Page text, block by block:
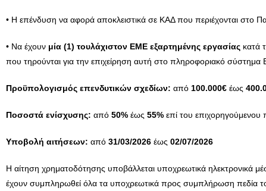
• Η επένδυση να αφορά αποκλειστικά σε ΚΑΔ που περιέχονται
• Να έχουν μία (1) τουλάχιστον ΕΜΕ εξαρτημένης εργασίας κατά
που τηρούνται για την επιχείρηση αυτή στο πληροφοριακό σύστημα
Προϋπολογισμός επενδυτικών σχεδίων: από 100.000€ έως
Ποσοστά ενίσχυσης: από 50% έως 55% επί του
Υποβολή αιτήσεων: από 31/03/2026 έως 02/07/2026
Η αίτηση χρηματοδότησης υποβάλλεται υποχρεωτικά ηλεκτρονικά
έχουν συμπληρωθεί όλα τα υποχρεωτικά προς συμπλήρωση πεδία